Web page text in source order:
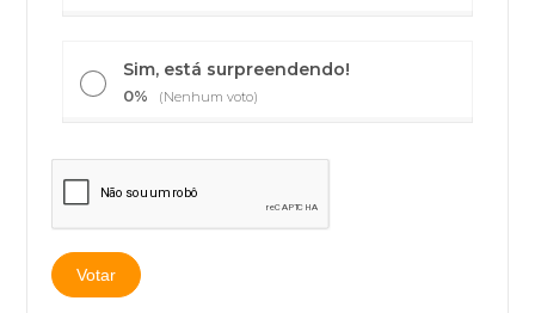
Sim, está surpreendendo!
0% (Nenhum voto)